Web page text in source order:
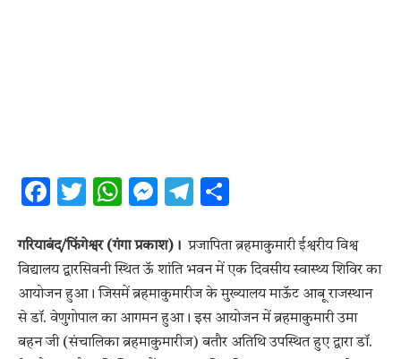
Facebook
Twitter
WhatsApp
Messenger
Telegram
गरियाबंद/फिंगेश्वर (गंगा प्रकाश)। प्रजापिता ब्रहमाकुमारी ईश्वरीय विश्व
विद्यालय द्वारसिवनी स्थित ऊॅ शांति भवन में एक दिवसीय स्वास्थ्य शिविर का
आयोजन हुआ। जिसमें ब्रहमाकुमारीज के मुख्यालय माऊॅट आबू राजस्थान
से डॉ. वेणुगोपाल का आगमन हुआ। इस आयोजन में ब्रहमाकुमारी उमा
बहन जी (संचालिका ब्रहमाकुमारीज) बतौर अतिथि उपस्थित हुए द्वारा डॉ.